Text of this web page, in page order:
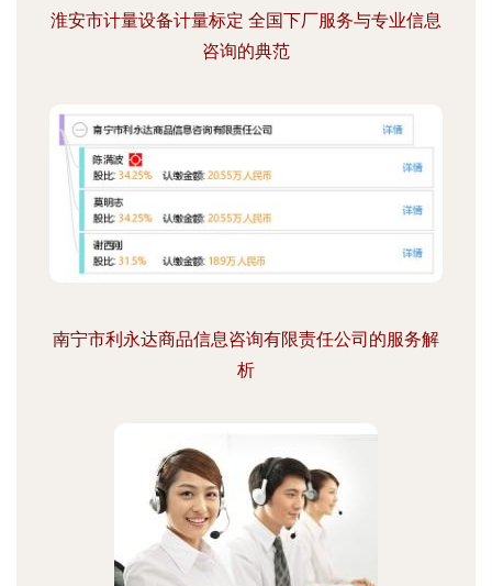
淮安市计量设备计量标定 全国下厂服务与专业信息
咨询的典范
南宁市利永达商品信息咨询有限责任公司的服务解
析